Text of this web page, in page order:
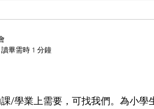
/學業上需要，可找我們。為小學
讀畢需時 1 分鐘